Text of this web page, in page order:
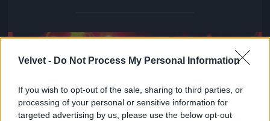
Velvet - Do Not Process My Personal Information
If you wish to opt-out of the sale, sharing to third parties, or
processing of your personal or sensitive information for
targeted advertising by us, please use the below opt-out